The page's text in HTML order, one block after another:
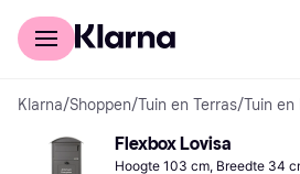
Voor shoppers
Klarna/Shoppen/Tuin en Terras/Tuin en
Flexbox Lovisa
Hoogte 103 cm, Breedte 34